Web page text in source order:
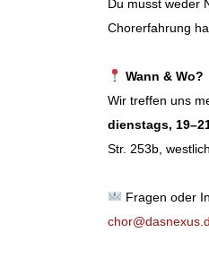
Du musst weder
Chorerfahrung
Wann & Wo?
Wir treffen uns
dienstags,
Str. 253b,
Fragen oder